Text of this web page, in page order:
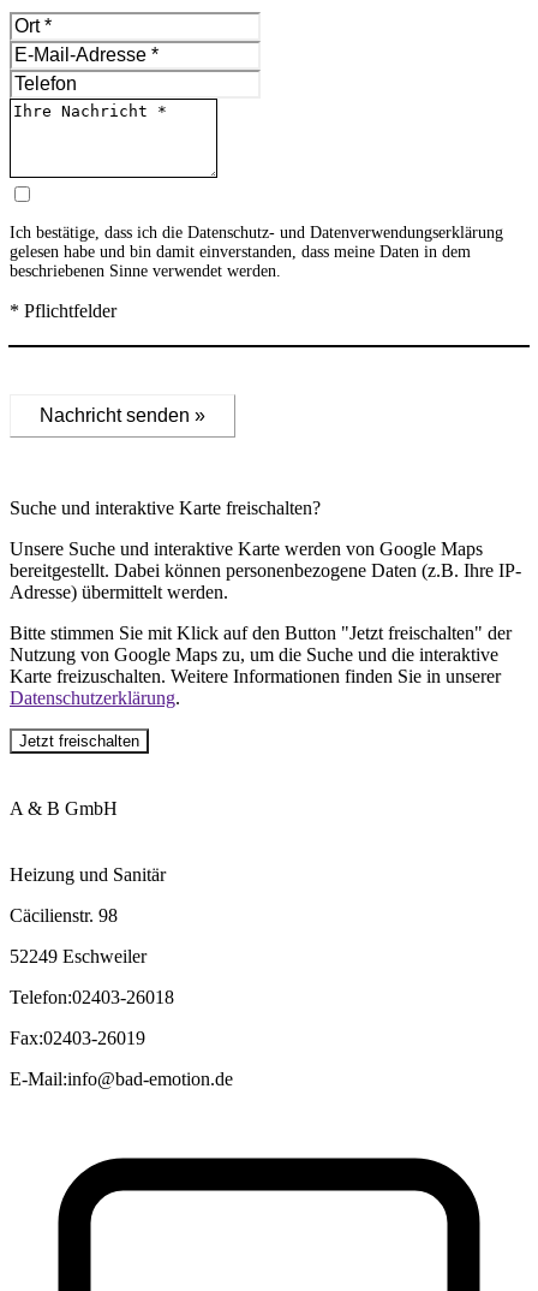
Ich bestätige, dass ich die Datenschutz- und Datenverwendungserklärung
gelesen habe und bin damit einverstanden, dass meine Daten in dem
beschriebenen Sinne verwendet werden.
* Pflichtfelder
Nachricht senden »
Suche und interaktive Karte freischalten?
Unsere Suche und interaktive Karte werden von Google Maps
bereitgestellt. Dabei können personenbezogene Daten (z.B. Ihre IP-
Adresse) übermittelt werden.
Bitte stimmen Sie mit Klick auf den Button "Jetzt freischalten" der
Nutzung von Google Maps zu, um die Suche und die interaktive
Karte freizuschalten. Weitere Informationen finden Sie in unserer
Datenschutzerklärung.
Jetzt freischalten
A & B GmbH
Heizung und Sanitär
Cäcilienstr. 98
52249 Eschweiler
Telefon:02403-26018
Fax:02403-26019
E-Mail:info@bad-emotion.de